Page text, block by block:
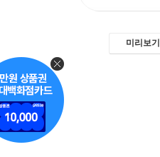
미리보기